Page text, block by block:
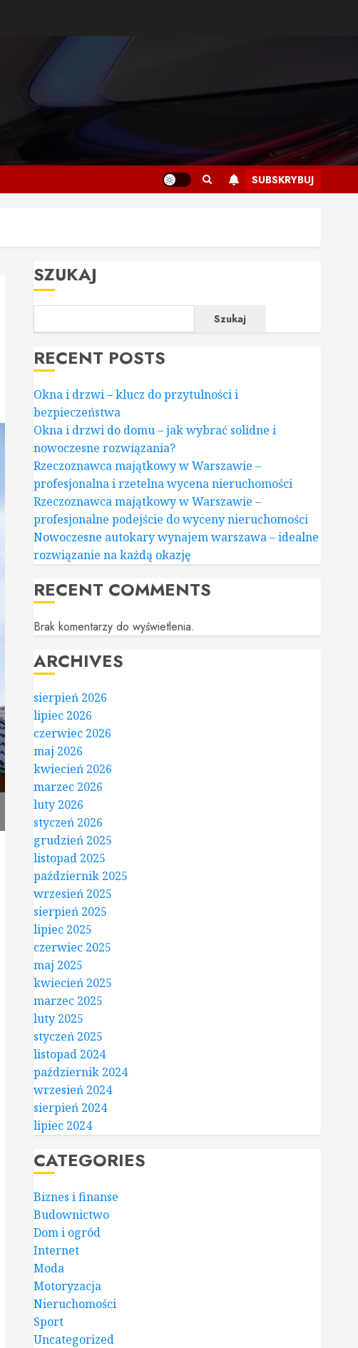
SUBSKRYBUJ
SZUKAJ
Szukaj
RECENT POSTS
Okna i drzwi – klucz do przytulności i
bezpieczeństwa
Okna i drzwi do domu – jak wybrać solidne i
nowoczesne rozwiązania?
Rzeczoznawca majątkowy w Warszawie –
profesjonalna i rzetelna wycena nieruchomości
Rzeczoznawca majątkowy w Warszawie –
profesjonalne podejście do wyceny nieruchomości
Nowoczesne autokary wynajem warszawa – idealne
rozwiązanie na każdą okazję
RECENT COMMENTS
Brak komentarzy do wyświetlenia.
ARCHIVES
sierpień 2026
lipiec 2026
czerwiec 2026
maj 2026
kwiecień 2026
marzec 2026
luty 2026
styczeń 2026
grudzień 2025
listopad 2025
październik 2025
wrzesień 2025
sierpień 2025
lipiec 2025
czerwiec 2025
maj 2025
kwiecień 2025
marzec 2025
luty 2025
styczeń 2025
listopad 2024
październik 2024
wrzesień 2024
sierpień 2024
lipiec 2024
CATEGORIES
Biznes i finanse
Budownictwo
Dom i ogród
Internet
Moda
Motoryzacja
Nieruchomości
Sport
Uncategorized